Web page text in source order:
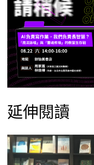
延伸閱讀